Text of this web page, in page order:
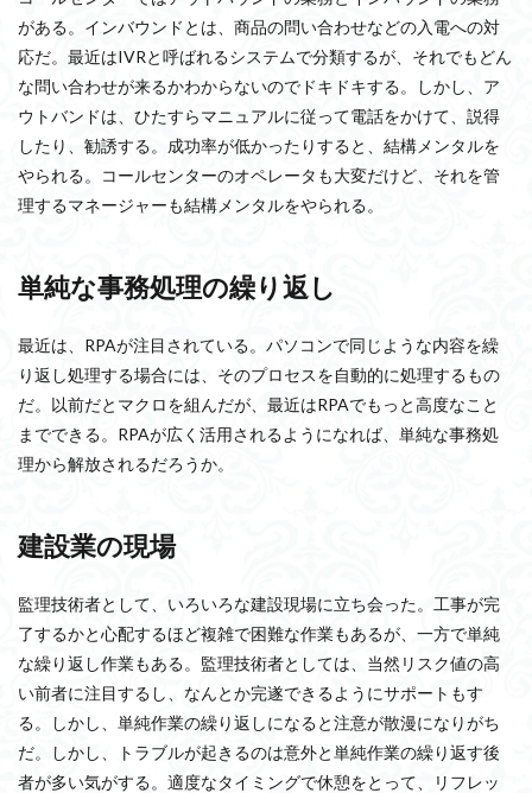
がある。インバウンドとは、商品の問い合わせなどの入電への対
応だ。最近はIVRと呼ばれるシステムで分類するが、それでもどん
な問い合わせが来るかわからないのでドキドキする。しかし、ア
ウトバンドは、ひたすらマニュアルに従って電話をかけて、説得
したり、勧誘する。成功率が低かったりすると、結構メンタルを
やられる。コールセンターのオペレータも大変だけど、それを管
理するマネージャーも結構メンタルをやられる。
単純な事務処理の繰り返し
最近は、RPAが注目されている。パソコンで同じような内容を繰
り返し処理する場合には、そのプロセスを自動的に処理するもの
だ。以前だとマクロを組んだが、最近はRPAでもっと高度なこと
までできる。RPAが広く活用されるようになれば、単純な事務処
理から解放されるだろうか。
建設業の現場
監理技術者として、いろいろな建設現場に立ち会った。工事が完
了するかと心配するほど複雑で困難な作業もあるが、一方で単純
な繰り返し作業もある。監理技術者としては、当然リスク値の高
い前者に注目するし、なんとか完遂できるようにサポートもす
る。しかし、単純作業の繰り返しになると注意が散漫になりがち
だ。しかし、トラブルが起きるのは意外と単純作業の繰り返す後
者が多い気がする。適度なタイミングで休憩をとって、リフレッ